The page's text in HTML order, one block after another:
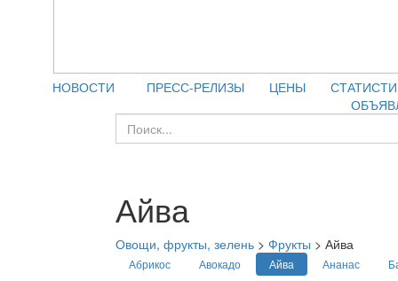
НОВОСТИ ПРЕСС-РЕЛИЗЫ ЦЕНЫ
Айва
Овощи, фрукты, зелень > Фрукты > Айва
Абрикос Авокадо Айва Ананас